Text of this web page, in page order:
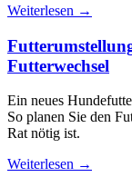
Weiterlesen →
Futterwechsel
Ein neues
So planen Sie den
Rat nötig ist.
Weiterlesen →